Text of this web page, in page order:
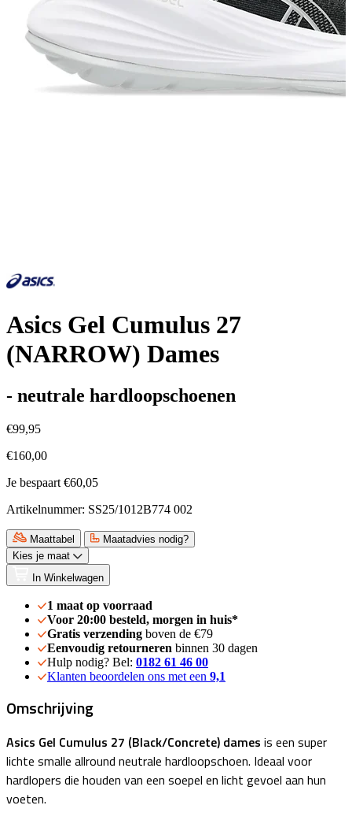
Asics Gel Cumulus 27
(NARROW) Dames
- neutrale hardloopschoenen
€99,95
€160,00
Je bespaart €60,05
Artikelnummer: SS25/1012B774 002
Maattabel
Maatadvies nodig?
Kies je maat
In Winkelwagen
1 maat op voorraad
Voor 20:00 besteld, morgen in huis*
Gratis verzending boven de €79
Eenvoudig retourneren binnen 30 dagen
Hulp nodig? Bel: 0182 61 46 00
Klanten beoordelen ons met een 9,1
Omschrijving
Asics Gel Cumulus 27 (Black/Concrete) dames is een super
lichte smalle allround neutrale hardloopschoen. Ideaal voor
hardlopers die houden van een soepel en licht gevoel aan hun
voeten.